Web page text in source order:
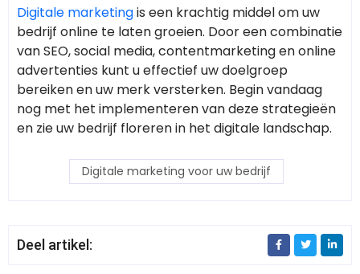
Digitale marketingis een krachtig middel om uw
bedrijf online te laten groeien. Door een combinatie
van SEO, social media, contentmarketing en online
advertenties kunt u effectief uw doelgroep
bereiken en uw merk versterken. Begin vandaag
nog met het implementeren van deze strategieën
en zie uw bedrijf floreren in het digitale landschap.
Digitale marketing voor uw bedrijf
Deel artikel: